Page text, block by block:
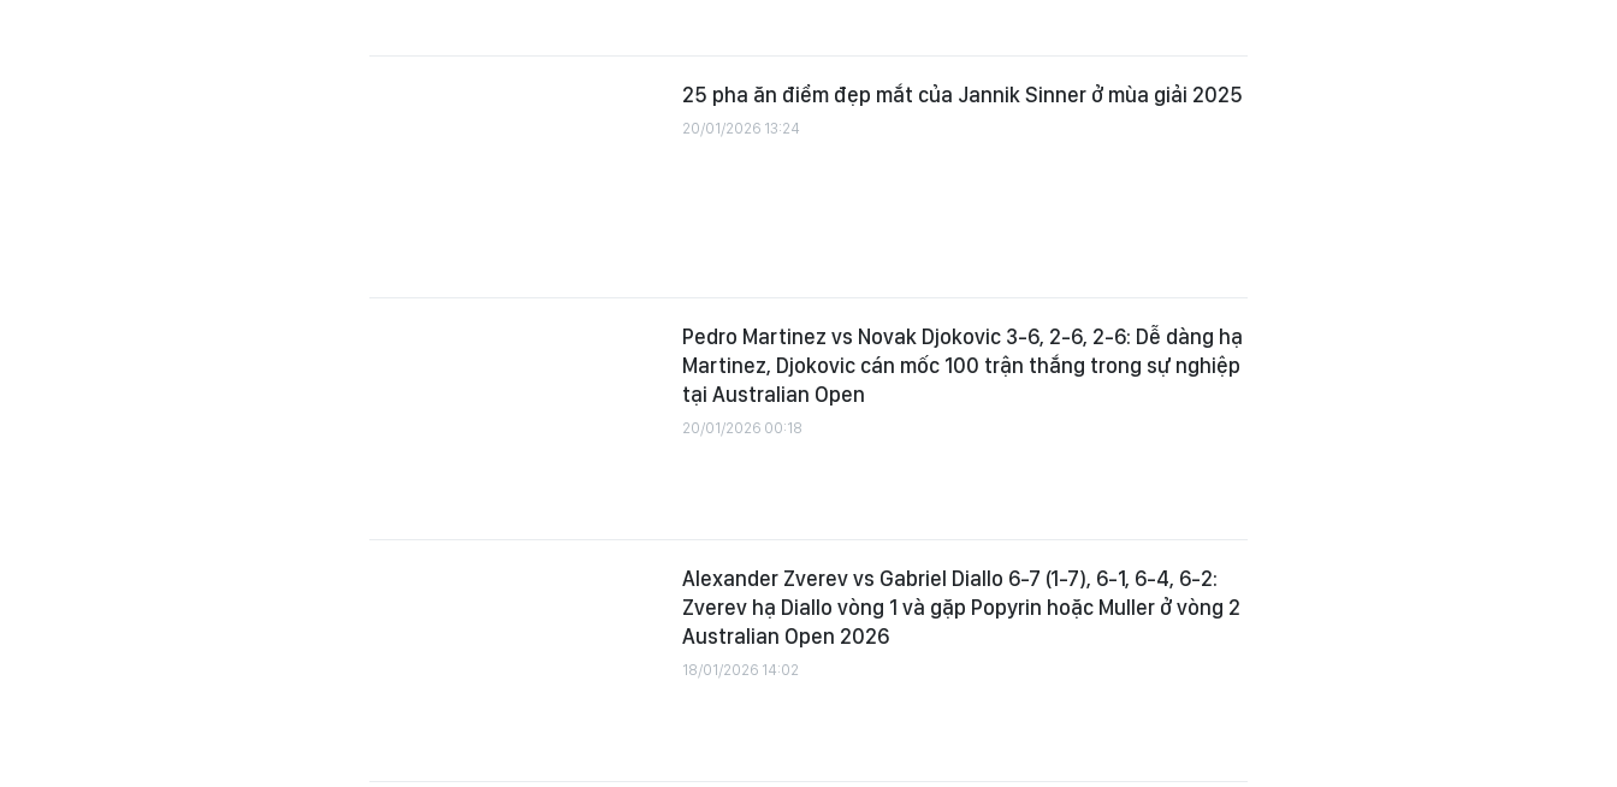
25 pha ăn điểm đẹp mắt của Jannik Sinner ở mùa giải 2025
20/01/2026 13:24
Pedro Martinez vs Novak Djokovic 3-6, 2-6, 2-6: Dễ dàng hạ
Martinez, Djokovic cán mốc 100 trận thắng trong sự nghiệp
tại Australian Open
20/01/2026 00:18
Alexander Zverev vs Gabriel Diallo 6-7 (1-7), 6-1, 6-4, 6-2:
Zverev hạ Diallo vòng 1 và gặp Popyrin hoặc Muller ở vòng 2
Australian Open 2026
18/01/2026 14:02